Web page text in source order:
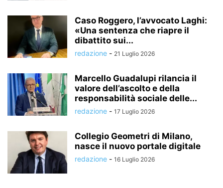
Caso Roggero, l’avvocato Laghi:
«Una sentenza che riapre il
dibattito sui...
redazione - 21 Luglio 2026
Marcello Guadalupi rilancia il
valore dell’ascolto e della
responsabilità sociale delle...
redazione - 17 Luglio 2026
Collegio Geometri di Milano,
nasce il nuovo portale digitale
redazione - 16 Luglio 2026